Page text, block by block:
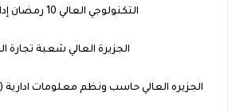
التكنولوجي العالي 10 رمضان إدارة أعمال
الجزيرة العالي شعبة تجارة
الجزيره العالي حاسب ونظم معلومات